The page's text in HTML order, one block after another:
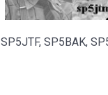
SP5JTF, SP5BAK,